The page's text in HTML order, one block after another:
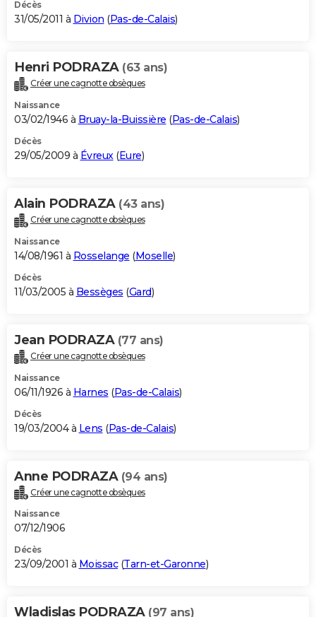
Décès
31/05/2011 à Divion (Pas-de-Calais)
Henri PODRAZA (63 ans)
Créer une cagnotte obsèques
Naissance
03/02/1946 à Bruay-la-Buissière (Pas-de-Calais)
Décès
29/05/2009 à Évreux(Eure)
Alain PODRAZA (43 ans)
Créer une cagnotte obsèques
Naissance
14/08/1961 à Rosselange (Moselle)
Décès
11/03/2005 à Bessèges (Gard)
Jean PODRAZA (77 ans)
Créer une cagnotte obsèques
Naissance
06/11/1926 à Harnes (Pas-de-Calais)
Décès
19/03/2004 à Lens (Pas-de-Calais)
Anne PODRAZA (94 ans)
Créer une cagnotte obsèques
Naissance
07/12/1906
Décès
23/09/2001 à Moissac(Tarn-et-Garonne)
Wladislas PODRAZA (97 ans)